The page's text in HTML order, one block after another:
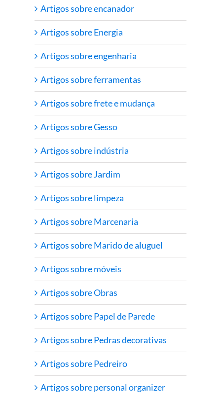
Artigos sobre encanador
Artigos sobre Energia
Artigos sobre engenharia
Artigos sobre ferramentas
Artigos sobre frete e mudança
Artigos sobre Gesso
Artigos sobre indústria
Artigos sobre Jardim
Artigos sobre limpeza
Artigos sobre Marcenaria
Artigos sobre Marido de aluguel
Artigos sobre móveis
Artigos sobre Obras
Artigos sobre Papel de Parede
Artigos sobre Pedras decorativas
Artigos sobre Pedreiro
Artigos sobre personal organizer